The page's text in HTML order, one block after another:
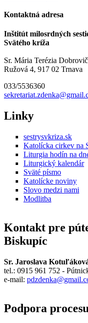
Kontaktná adresa
Inštitút milosrdných
Svätého kríža
Sr. Mária Terézia
Ružová 4, 917 02 Trnava
033/5536360
Linky
sestrysvkriza.sk
Katolícka cirkev na
Liturgia hodín na
Liturgický kalendár
Sväté písmo
Katolícke noviny
Slovo medzi nami
Modlitba
Kontakt pre
Biskupíc
Sr. Jaroslava
tel.: 0915 961 752 -
e-mail:
Podpora